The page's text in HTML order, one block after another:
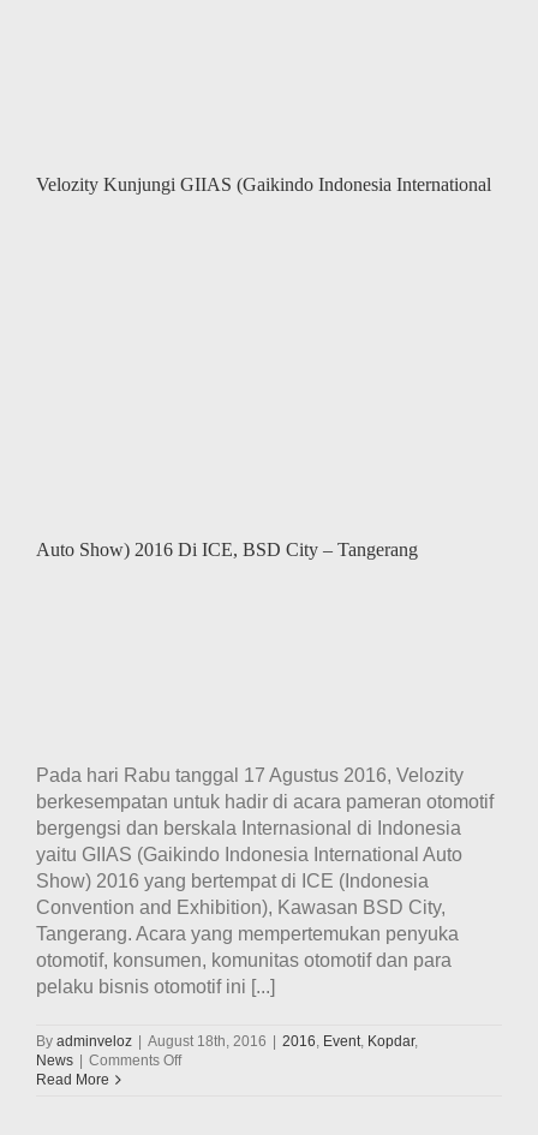
Velozity Kunjungi GIIAS (Gaikindo Indonesia International
Auto Show) 2016 Di ICE, BSD City – Tangerang
Pada hari Rabu tanggal 17 Agustus 2016, Velozity
berkesempatan untuk hadir di acara pameran otomotif
bergengsi dan berskala Internasional di Indonesia
yaitu GIIAS (Gaikindo Indonesia International Auto
Show) 2016 yang bertempat di ICE (Indonesia
Convention and Exhibition), Kawasan BSD City,
Tangerang. Acara yang mempertemukan penyuka
otomotif, konsumen, komunitas otomotif dan para
pelaku bisnis otomotif ini [...]
By adminveloz | August 18th, 2016 | 2016, Event, Kopdar,
News | Comments Offon
Read More